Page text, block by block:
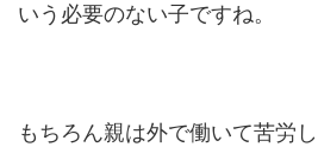
いう必要のない子ですね。
もちろん親は外で働いて苦労